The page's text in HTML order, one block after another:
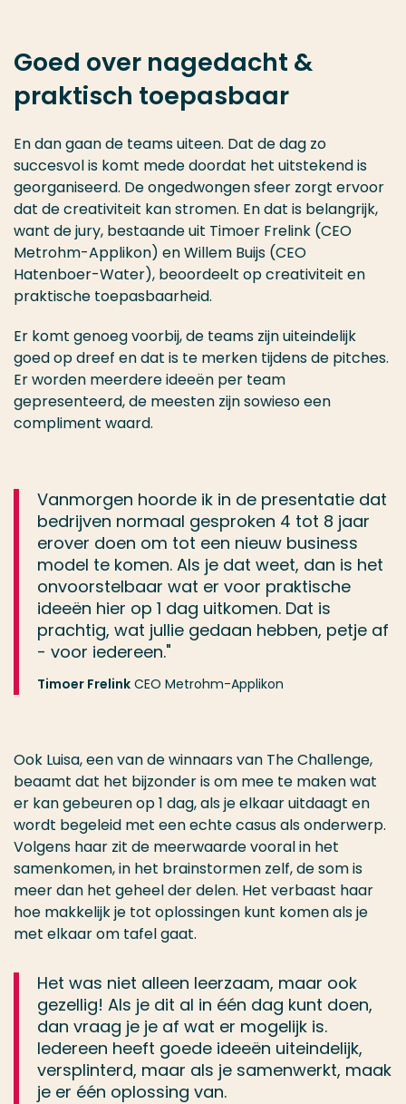
Goed over nagedacht &
praktisch toepasbaar
En dan gaan de teams uiteen. Dat de dag zo
succesvol is komt mede doordat het uitstekend is
georganiseerd. De ongedwongen sfeer zorgt ervoor
dat de creativiteit kan stromen. En dat is belangrijk,
want de jury, bestaande uit Timoer Frelink (CEO
Metrohm-Applikon) en Willem Buijs (CEO
Hatenboer-Water), beoordeelt op creativiteit en
praktische toepasbaarheid.
Er komt genoeg voorbij, de teams zijn uiteindelijk
goed op dreef en dat is te merken tijdens de pitches.
Er worden meerdere ideeën per team
gepresenteerd, de meesten zijn sowieso een
compliment waard.
Vanmorgen hoorde ik in de presentatie dat
bedrijven normaal gesproken 4 tot 8 jaar
erover doen om tot een nieuw business
model te komen. Als je dat weet, dan is het
onvoorstelbaar wat er voor praktische
ideeën hier op 1 dag uitkomen. Dat is
prachtig, wat jullie gedaan hebben, petje af
- voor iedereen."
Timoer Frelink CEO Metrohm-Applikon
Ook Luisa, een van de winnaars van The Challenge,
beaamt dat het bijzonder is om mee te maken wat
er kan gebeuren op 1 dag, als je elkaar uitdaagt en
wordt begeleid met een echte casus als onderwerp.
Volgens haar zit de meerwaarde vooral in het
samenkomen, in het brainstormen zelf, de som is
meer dan het geheel der delen. Het verbaast haar
hoe makkelijk je tot oplossingen kunt komen als je
met elkaar om tafel gaat.
Het was niet alleen leerzaam, maar ook
gezellig! Als je dit al in één dag kunt doen,
dan vraag je je af wat er mogelijk is.
Iedereen heeft goede ideeën uiteindelijk,
versplinterd, maar als je samenwerkt, maak
je er één oplossing van.